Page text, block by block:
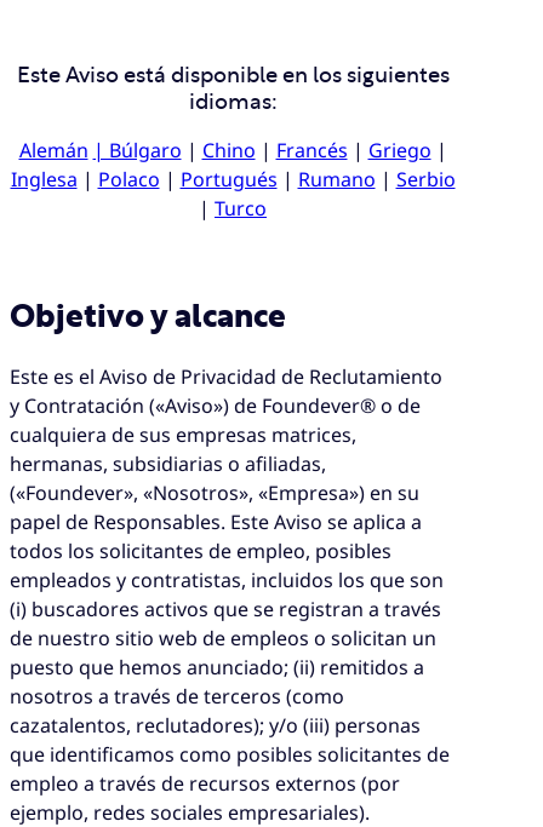
Este Aviso está disponible en los siguientes
idiomas:
Alemán | Búlgaro | Chino | Francés | Griego |
Inglesa | Polaco | Portugués | Rumano | Serbio
| Turco
Objetivo y alcance
Este es el Aviso de Privacidad de Reclutamiento
y Contratación («Aviso») de Foundever® o de
cualquiera de sus empresas matrices,
hermanas, subsidiarias o afiliadas,
(«Foundever», «Nosotros», «Empresa») en su
papel de Responsables. Este Aviso se aplica a
todos los solicitantes de empleo, posibles
empleados y contratistas, incluidos los que son
(i) buscadores activos que se registran a través
de nuestro sitio web de empleos o solicitan un
puesto que hemos anunciado; (ii) remitidos a
nosotros a través de terceros (como
cazatalentos, reclutadores); y/o (iii) personas
que identificamos como posibles solicitantes de
empleo a través de recursos externos (por
ejemplo, redes sociales empresariales).